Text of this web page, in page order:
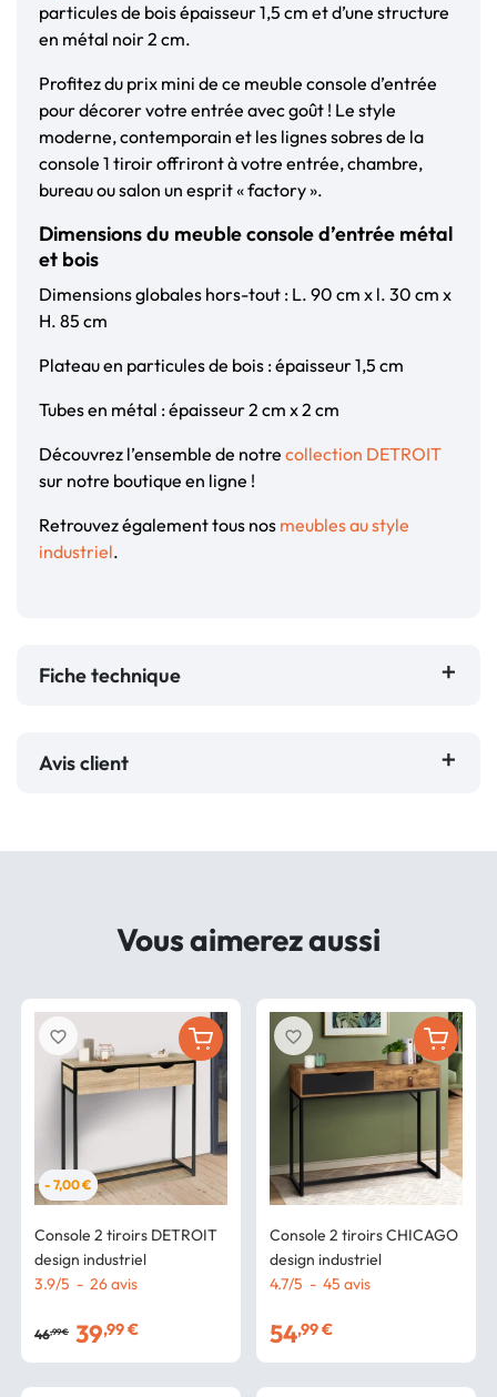
particules de bois épaisseur 1,5 cm et d’une structure
en métal noir 2 cm.
Profitez du prix mini de ce meuble console d’entrée
pour décorer votre entrée avec goût ! Le style
moderne, contemporain et les lignes sobres de la
console 1 tiroir offriront à votre entrée, chambre,
bureau ou salon un esprit « factory ».
Dimensions du meuble console d’entrée métal
et bois
Dimensions globales hors-tout : L. 90 cm x l. 30 cm x
H. 85 cm
Plateau en particules de bois : épaisseur 1,5 cm
Tubes en métal : épaisseur 2 cm x 2 cm
Découvrez l’ensemble de notre collection DETROIT
sur notre boutique en ligne !
Retrouvez également tous nos meubles au style
industriel.
Fiche technique
Avis client
Vous aimerez aussi
- 7,00 €
Console 2 tiroirs DETROIT
design industriel
3.9/5 - 26avis
46,99 € 39,99 €
favorite_border
Console 2 tiroirs CHICAGO
design industriel
4.7/5 - 45 avis
54,99 €
favorite_border